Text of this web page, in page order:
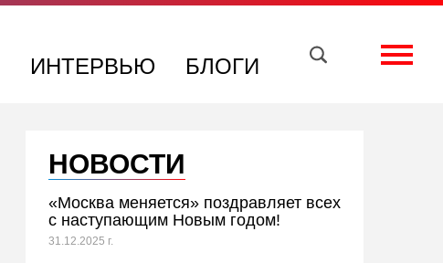
ИНТЕРВЬЮ БЛОГИ
НОВОСТИ
«Москва меняется» поздравляет всех
с наступающим Новым годом!
31.12.2025 г.